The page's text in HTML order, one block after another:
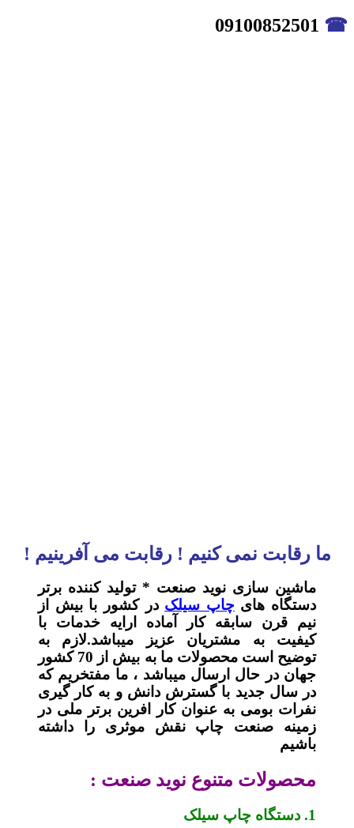
☎
ما رقابت نمی کنیم ! رقابت می آفرینیم !
ماشین سازی نوید صنعت * تولید کننده برتر
دستگاه هایچاپ سیلک در کشور با بیش از
نیم قرن سابقه کار آماده ارایه خدمات با
کیفیت به مشتریان عزیز میباشد.لازم به
توضیح است محصولات ما به بیش از 70 کشور
جهان در حال ارسال میباشد ، ما مفتخریم که
در سال جدید با گسترش دانش و به کار گیری
نفرات بومی به عنوان کار افرین برتر ملی در
زمینه صنعت چاپ نقش موثری را داشته
باشیم
محصولات متنوع نوید صنعت :
1. دستگاه چاپ سیلک